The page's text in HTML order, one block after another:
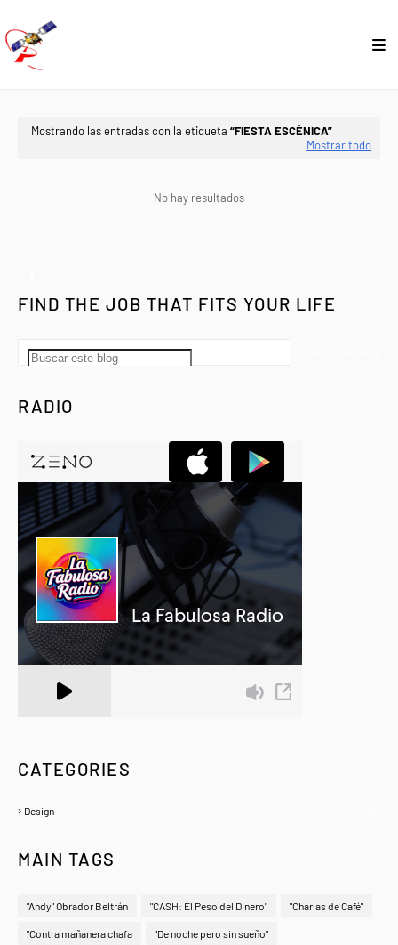
Mostrando las entradas con la etiqueta FIESTA ESCÉNICA
Mostrar todo
No hay resultados
FIND THE JOB THAT FITS YOUR LIFE
RADIO
CATEGORIES
Design
MAIN TAGS
"Andy" Obrador Beltrán "CASH: El Peso del Dinero" "Charlas de Café"
"Contra mañanera chafa "De noche pero sin sueño"